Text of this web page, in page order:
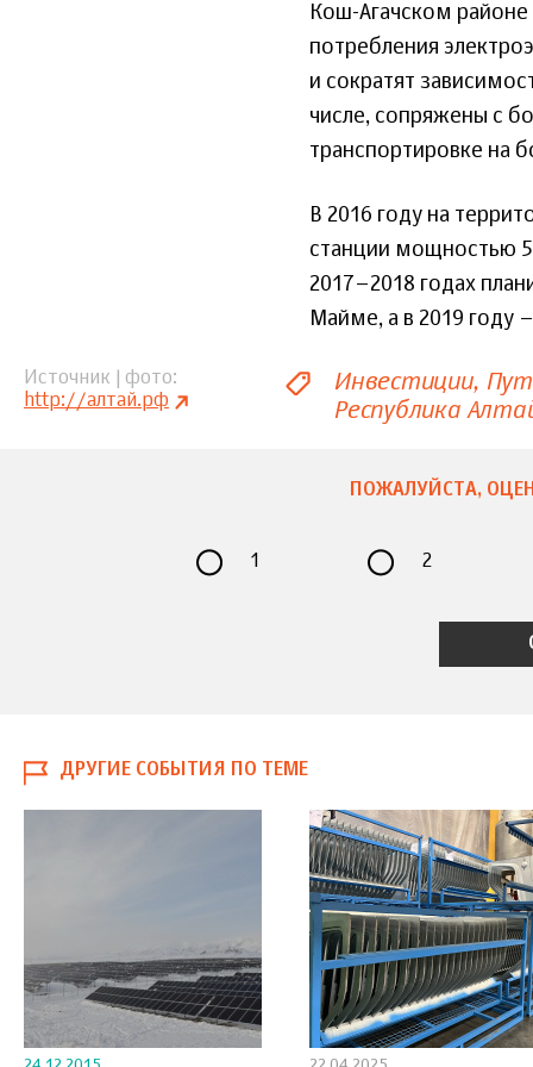
Кош-Агачском районе
потребления
и сократят
числе, сопряжены с
транспортировке на
В 2016 году на
станции мощностью
2017–2018 годах
Майме, а в 2019 году
Источник | фото
http://алтай.рф
Инвестиции
Республика
ПОЖАЛУЙСТА,
1 2
ДРУГИЕ СОБЫТИЯ ПО ТЕМЕ